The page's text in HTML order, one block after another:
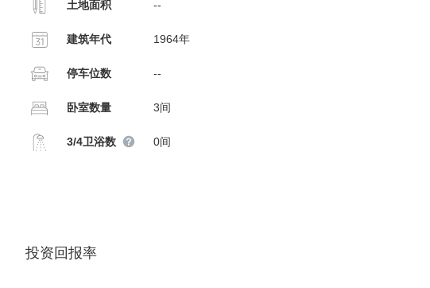
土地面积 --
建筑年代 1964年
停车位数 --
卧室数量 3间
3/4卫浴数 0间
投资回报率